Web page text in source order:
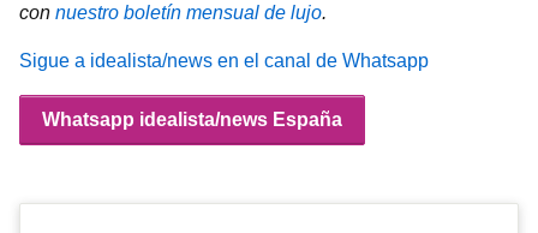
con nuestro boletín mensual de lujo.
Sigue a idealista/news en el canal de Whatsapp
Whatsapp idealista/news España